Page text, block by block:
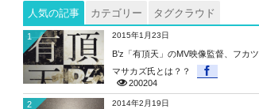
人気の記事 カテゴリー タグクラウド
2015年1月23日
B’z「有頂天」のMV映像監督、フカツ
マサカズ氏とは？？
200204
1
2014年2月19日
2